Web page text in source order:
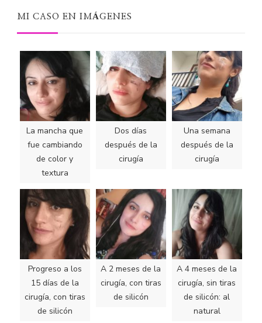
MI CASO EN IMÁGENES
La mancha que
fue cambiando
de color y
textura
Dos días
después de la
cirugía
Una semana
después de la
cirugía
Progreso a los
15 días de la
cirugía, con tiras
de silicón
A 2 meses de la
cirugía, con tiras
de silicón
A 4 meses de la
cirugía, sin tiras
de silicón: al
natural